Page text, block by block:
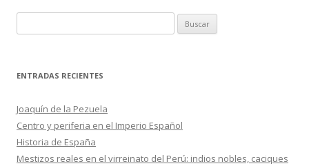
k r
u
c
r
:
ENTRADAS RECIENTES
Joaquín de la Pezuela
Centro y periferia en el Imperio Español
Historia de España
Mestizos reales en el virreinato del Perú: indios nobles, caciques